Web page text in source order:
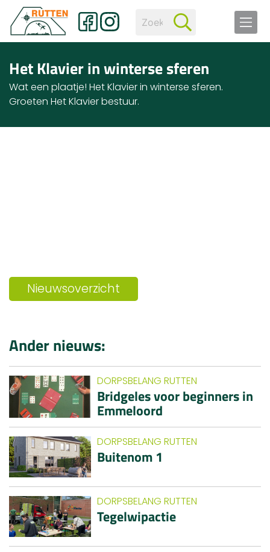
Het Klavier in winterse sferen
Wat een plaatje! Het Klavier in winterse sferen.
Groeten Het Klavier bestuur.
Nieuwsoverzicht
Ander nieuws:
DORPSBELANG RUTTEN
Bridgeles voor beginners in
Emmeloord
DORPSBELANG RUTTEN
Buitenom 1
DORPSBELANG RUTTEN
Tegelwipactie